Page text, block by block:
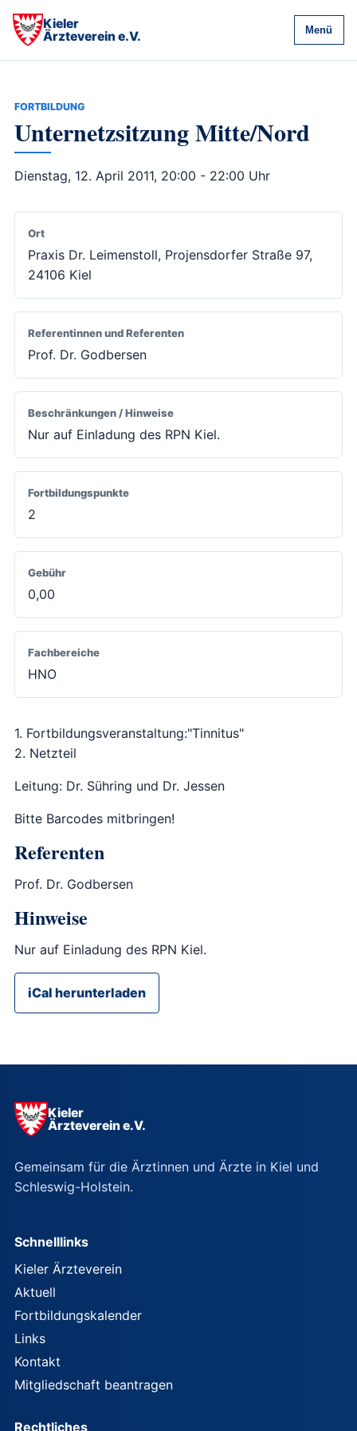
Kieler
Ärzteverein e.V.
Menü
FORTBILDUNG
Unternetzsitzung Mitte/Nord
Dienstag, 12. April 2011, 20:00 - 22:00 Uhr
Ort
Praxis Dr. Leimenstoll, Projensdorfer Straße 97,
24106 Kiel
Referentinnen und Referenten
Prof. Dr. Godbersen
Beschränkungen / Hinweise
Nur auf Einladung des RPN Kiel.
Fortbildungspunkte
2
Gebühr
0,00
Fachbereiche
HNO
1. Fortbildungsveranstaltung:"Tinnitus"
2. Netzteil
Leitung: Dr. Sühring und Dr. Jessen
Bitte Barcodes mitbringen!
Referenten
Prof. Dr. Godbersen
Hinweise
Nur auf Einladung des RPN Kiel.
iCal herunterladen
Kieler
Ärzteverein e.V.
Gemeinsam für die Ärztinnen und Ärzte in Kiel und
Schleswig-Holstein.
Schnelllinks
Kieler Ärzteverein
Aktuell
Fortbildungskalender
Links
Kontakt
Mitgliedschaft beantragen
Rechtliches